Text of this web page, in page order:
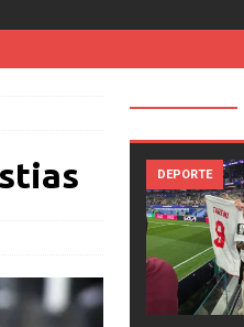
NOTICIAS